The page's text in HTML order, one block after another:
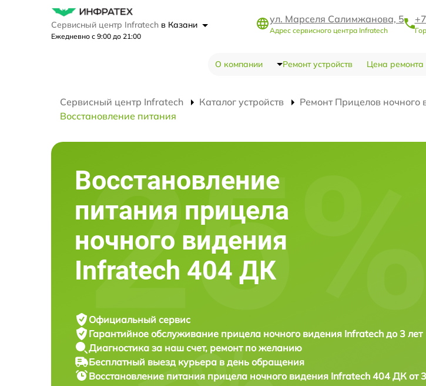
Сервисный центр Infratech в Казани
Ежедневно с 9:00 до 21:00
ул. Марселя Салимжанова, 5
Адрес сервисного центра Infratech
О компании Ремонт устройств Цена ремонта
Сервисный центр Infratech Каталог устройств Ремонт Прицелов ночного
Восстановление питания
Восстановление
питания прицела
ночного видения
Infratech 404 ДК
Официальный сервис
Гарантийное обслуживание прицела ночного видения Infratech до 3 лет
Диагностика за наш счет, ремонт по желанию
Бесплатный выезд курьера в день обращения
Восстановление питания прицела ночного видения Infratech 404 ДК от